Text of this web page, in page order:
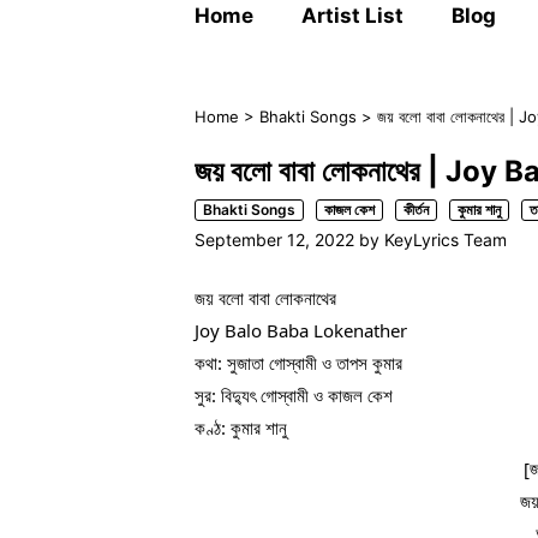
Home Artist List Blog
Home > Bhakti Songs > জয় বলো বাবা লোকনাথের
জয় বলো বাবা লোকনাথের |
Bhakti Songs কাজল কেশ কীর্তন কুমার শানু
September 12, 2022 by KeyLyrics Team
জয় বলো বাবা লোকনাথের
Joy Balo Baba Lokenather
কথা: সুজাতা গোস্বামী ও তাপস কুমার
সুর: বিদ্যুৎ গোস্বামী ও কাজল কেশ
কণ্ঠ: কুমার শানু